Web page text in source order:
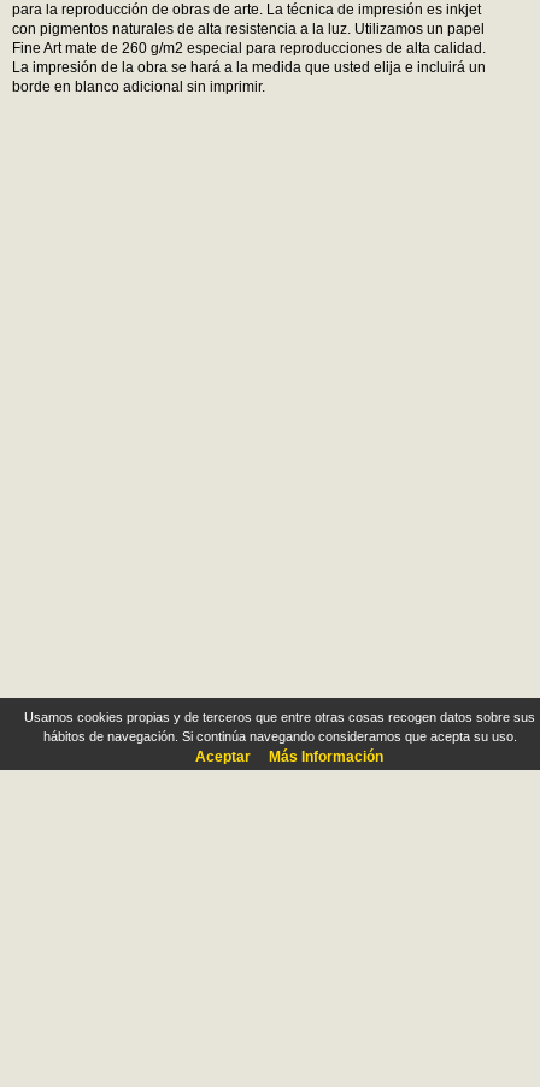
Usamos cookies propias y de terceros que entre otras cosas recogen datos sobre sus
hábitos de navegación. Si continúa navegando consideramos que acepta su uso.
Aceptar Más Información
para la reproducción de obras de arte. La técnica de impresión es inkjet
con pigmentos naturales de alta resistencia a la luz. Utilizamos un papel
Fine Art mate de 260 g/m2 especial para reproducciones de alta calidad.
La impresión de la obra se hará a la medida que usted elija e incluirá un
borde en blanco adicional sin imprimir.